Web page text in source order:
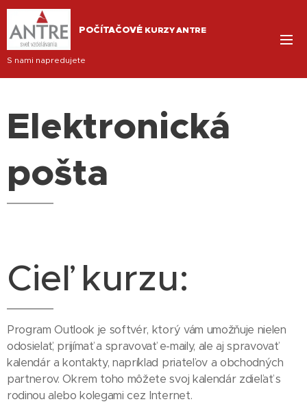
POČÍTAČOVÉ KURZY ANTRE
S nami napredujete
Elektronická
pošta
Cieľ kurzu:
Program Outlook je softvér, ktorý vám umožňuje nielen
odosielať, prijímať a spravovať e-maily, ale aj spravovať
kalendár a kontakty, napríklad priateľov a obchodných
partnerov. Okrem toho môžete svoj kalendár zdieľať s
rodinou alebo kolegami cez Internet.